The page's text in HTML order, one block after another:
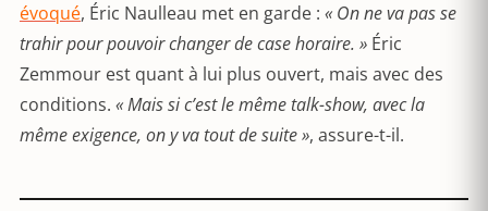
évoqué, Éric Naulleau met en garde : « On ne va pas se
trahir pour pouvoir changer de case horaire. » Éric
Zemmour est quant à lui plus ouvert, mais avec des
conditions. « Mais si c’est le même talk-show, avec la
même exigence, on y va tout de suite », assure-t-il.